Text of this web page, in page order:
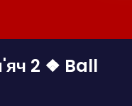
2 ❖ Ball